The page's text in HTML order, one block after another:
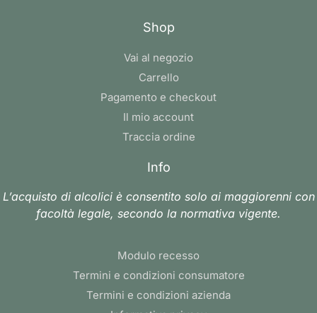
Shop
Vai al negozio
Carrello
Pagamento e checkout
Il mio account
Traccia ordine
Info
L’acquisto di alcolici è consentito solo ai maggiorenni con
facoltà legale, secondo la normativa vigente.
Modulo recesso
Termini e condizioni consumatore
Termini e condizioni azienda